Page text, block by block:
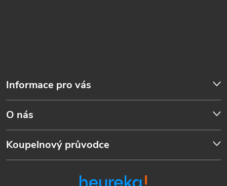
Informace pro vás
O nás
Koupelnový průvodce